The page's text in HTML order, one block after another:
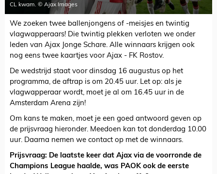
CL kwam. © Ajax Images
We zoeken twee ballenjongens of -meisjes en twintig
vlagwapperaars! Die twintig plekken verloten we onder
leden van Ajax Jonge Schare. Alle winnaars krijgen ook
nog eens twee kaartjes voor Ajax - FK Rostov.
De wedstrijd staat voor dinsdag 16 augustus op het
programma, de aftrap is om 20.45 uur. Let op: als je
vlagwapperaar wordt, moet je al om 16.45 uur in de
Amsterdam Arena zijn!
Om kans te maken, moet je een goed antwoord geven op
de prijsvraag hieronder. Meedoen kan tot donderdag 10.00
uur. Daarna nemen we contact op met de winnaars.
Prijsvraag: De laatste keer dat Ajax via de voorronde de
Champions League haalde, was PAOK ook de eerste